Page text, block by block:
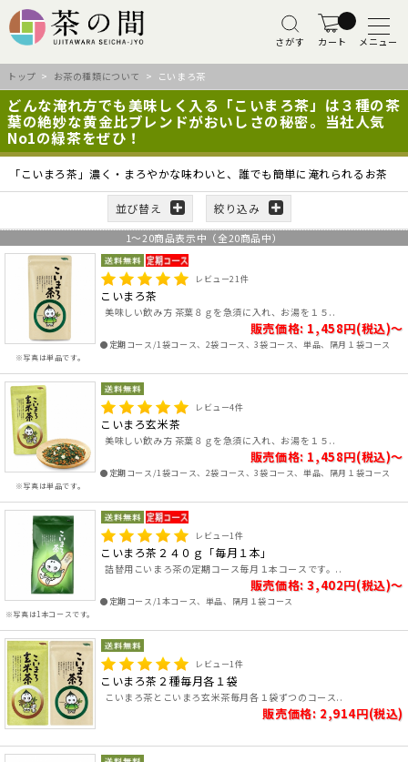
さがす カート メニュー
トップ > お茶の種類について > こいまろ茶
どんな淹れ方でも美味しく入る「こいまろ茶」は３種の茶
葉の絶妙な黄金比ブレンドがおいしさの秘密。当社人気
No1の緑茶をぜひ！
「こいまろ茶」濃く・まろやかな味わいと、誰でも簡単に淹れられるお茶
並び替え 絞り込み
1～20商品表示中（全20商品中）
※写真は単品です。
レビュー21件
こいまろ茶
美味しい飲み方 茶葉８ｇを急須に入れ、お湯を１５..
販売価格: 1,458円(税込)～
●定期コース/1袋コース、2袋コース、3袋コース、単品、隔月１袋コース
※写真は単品です。
レビュー4件
こいまろ玄米茶
美味しい飲み方 茶葉８ｇを急須に入れ、お湯を１５..
販売価格: 1,458円(税込)～
●定期コース/1袋コース、2袋コース、3袋コース、単品、隔月１袋コース
※写真は1本コースです。
レビュー1件
こいまろ茶２４０ｇ「毎月１本」
詰替用こいまろ茶の定期コース毎月１本コースです。..
販売価格: 3,402円(税込)～
●定期コース/1本コース、単品、隔月１袋コース
レビュー1件
こいまろ茶２種毎月各１袋
こいまろ茶とこいまろ玄米茶毎月各１袋ずつのコース..
販売価格: 2,914円(税込)